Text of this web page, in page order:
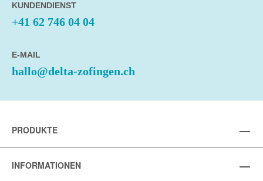
KUNDENDIENST
+41 62 746 04 04
E-MAIL
hallo@delta-zofingen.ch
PRODUKTE
INFORMATIONEN